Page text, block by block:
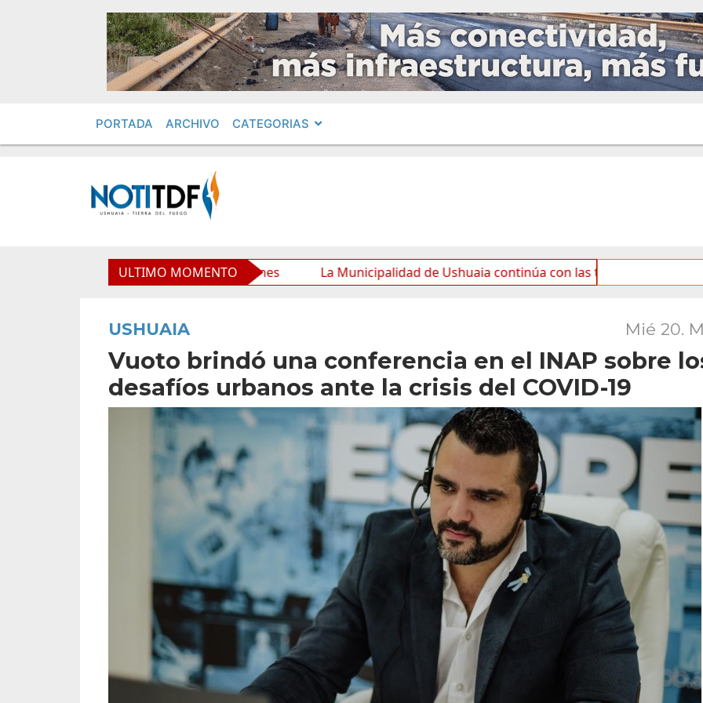
PORTADA ARCHIVO CATEGORIAS
ULTIMO MOMENTO
y mejora sus prestaciones La Municipalidad de Ushuaia continúa con las tareas de mantenimiento y
USHUAIA Mié 20.
Vuoto brindó una conferencia en el INAP sobre
desafíos urbanos ante la crisis del COVID-19